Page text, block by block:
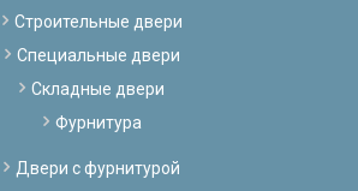
Строительные двери
Специальные двери
Складные двери
Фурнитура
Двери с фурнитурой